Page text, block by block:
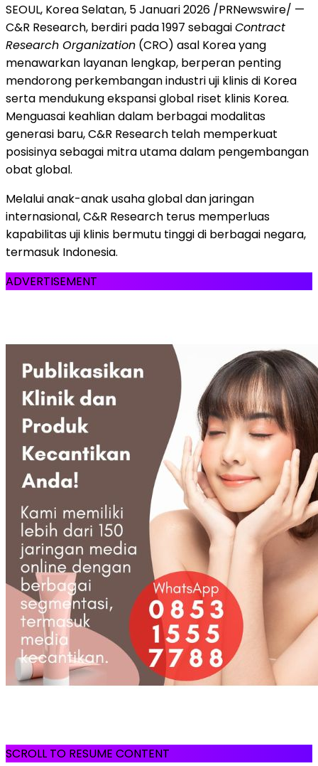
SEOUL, KoreaSelatan, 5 Januari 2026 /PRNewswire/ —
C&R Research, berdiri pada 1997 sebagaiContract
Research Organization (CRO) asal Korea yang
menawarkan layanan lengkap, berperan penting
mendorong perkembangan industri uji klinis di Korea
serta mendukung ekspansi global riset klinis Korea.
Menguasai keahlian dalam berbagai modalitas
generasi baru, C&R Research telah memperkuat
posisinya sebagai mitra utama dalam pengembangan
obat global.
Melalui anak-anak usaha global dan jaringan
internasional, C&R Research terus memperluas
kapabilitas uji klinis bermutu tinggi di berbagai negara,
termasuk Indonesia.
ADVERTISEMENT
SCROLL TO RESUME CONTENT